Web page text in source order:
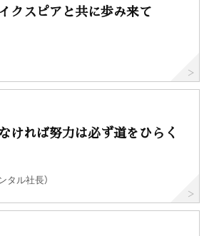
クスピアと共に歩み来て
ければ努力は必ず道をひらく
タル社長）